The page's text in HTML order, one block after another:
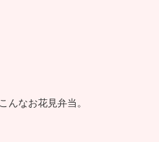
んなお花見弁当。